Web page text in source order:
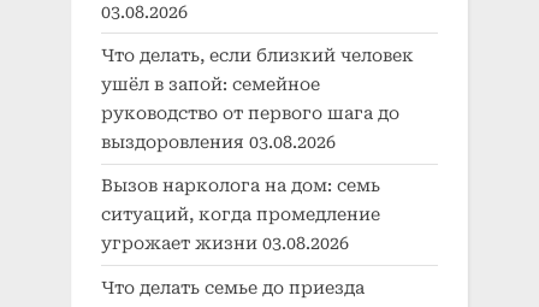
03.08.2026
Что делать, если близкий человек
ушёл в запой: семейное
руководство от первого шага до
выздоровления 03.08.2026
Вызов нарколога на дом: семь
ситуаций, когда промедление
угрожает жизни 03.08.2026
Что делать семье до приезда